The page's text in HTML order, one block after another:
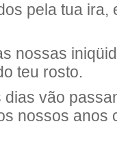
pela tua ira,
nossas
teu rosto.
vão
nossos anos